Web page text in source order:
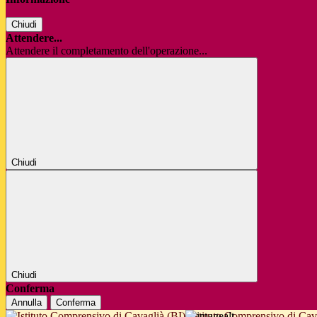
Chiudi
Attendere...
Attendere il completamento dell'operazione...
Chiudi
Chiudi
Conferma
Annulla Conferma